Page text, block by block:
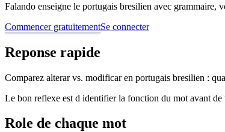
Falando enseigne le portugais bresilien avec grammaire,
Commencer gratuitementSe connecter
Reponse rapide
Comparez alterar vs. modificar en portugais bresilien :
Le bon reflexe est d identifier la fonction du mot avant de
Role de chaque mot